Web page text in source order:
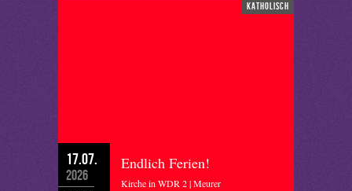
katholisch
17.07.
2026
Endlich Ferien!
Kirche in WDR 2 | Meurer